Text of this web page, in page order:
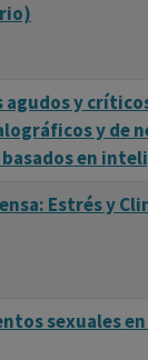
y
y de
en
Estrés y
sexuales